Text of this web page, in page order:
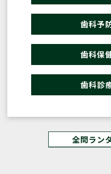
歯科予
歯科保
歯科診
全問ラン